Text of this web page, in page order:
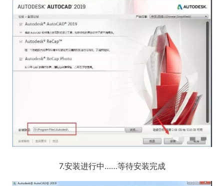
7.安装进行中……等待安装完成